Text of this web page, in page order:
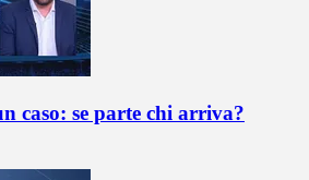
caso: se parte chi arriva?